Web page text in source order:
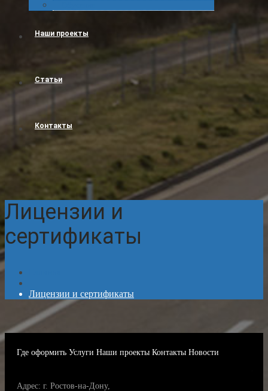
Наши проекты
Статьи
Контакты
Лицензии и
сертификаты
Лицензии и сертификаты
Где оформить Услуги Наши проекты Контакты Новости
Адрес: г. Ростов-на-Дону,